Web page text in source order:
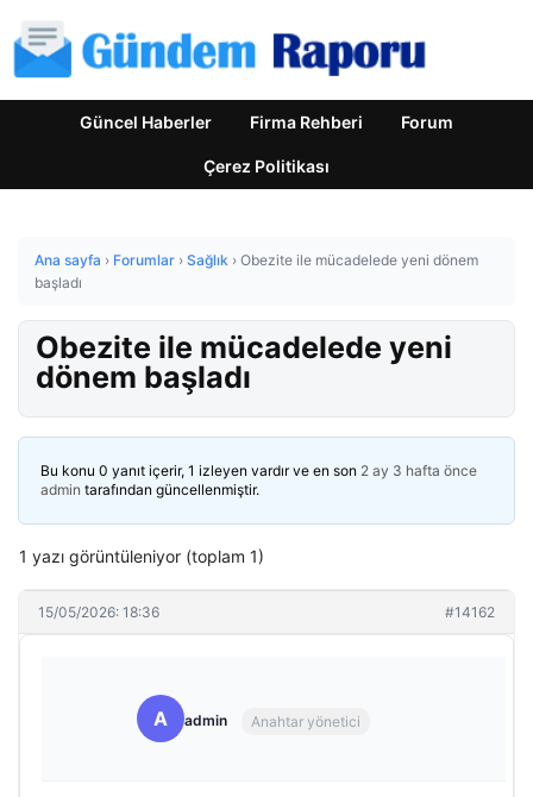
Güncel Haberler Firma Rehberi Forum
Çerez Politikası
Ana sayfa › Forumlar › Sağlık › Obezite ile mücadelede yeni dönem
başladı
Obezite ile mücadelede yeni
dönem başladı
Bu konu 0 yanıt içerir, 1 izleyen vardır ve en son 2 ay 3 hafta önce
admin tarafından güncellenmiştir.
1 yazı görüntüleniyor (toplam 1)
15/05/2026: 18:36 #14162
A admin Anahtar yönetici